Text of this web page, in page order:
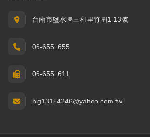
台南市鹽水區三和里竹圍1-13號
06-6551655
06-6551611
big13154246@yahoo.com.tw